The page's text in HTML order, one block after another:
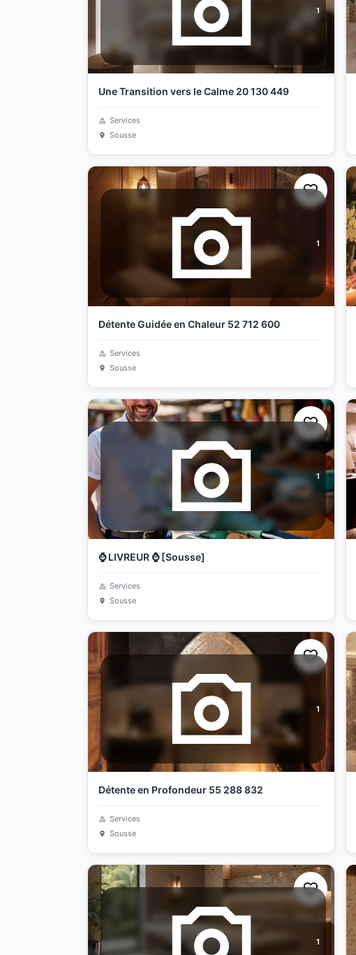
1
Une Transition vers le Calme 20 130 449
Services
Sousse
1
Détente Guidée en Chaleur 52 712 600
Services
Sousse
1
⌚ LIVREUR ⌚ [Sousse]
Services
Sousse
1
Détente en Profondeur 55 288 832
Services
Sousse
1